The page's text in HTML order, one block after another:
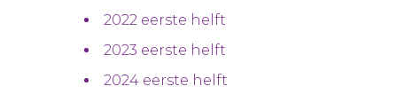
2022 eerste helft
2023 eerste helft
2024 eerste helft